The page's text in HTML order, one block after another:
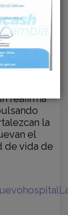
Áncash.
y
destacó
reafirma
la
el
de vida de